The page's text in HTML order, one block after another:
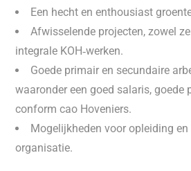
Een hecht en enthousiast
Afwisselende projecten, zowel
integrale KOH‑werken.
Goede primair en secundaire
waaronder een goed salaris, goede
conform cao Hoveniers.
Mogelijkheden voor opleiding
organisatie.